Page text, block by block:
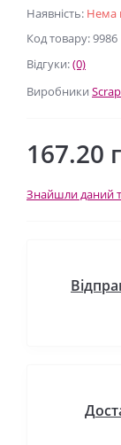
Наявність: Нема
Код товару: 9986
Відгуки:(0)
Виробники
167.20
Знайшли даний